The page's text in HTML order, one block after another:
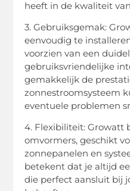
heeft in de kwaliteit
3. Gebruiksgemak:
eenvoudig te
voorzien van een
gebruiksvriendelijke
gemakkelijk de
zonnestroomsysteem
eventuele problemen
4. Flexibiliteit: Growatt
omvormers, geschikt
zonnepanelen en
betekent dat je altijd
die perfect aansluit bij